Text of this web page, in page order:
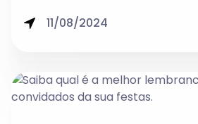
11/08/2024